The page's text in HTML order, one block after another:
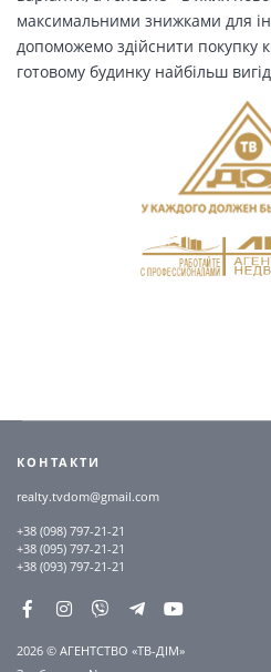
максимальними знижками для
допоможемо здійснити покупку
готовому будинку найбільш
КОНТАКТИ
realty.tvdom@gmail.com
+38 (098) 797-21-21
+38 (095) 797-21-21
+38 (093) 797-21-21
2026 © АГЕНТСТВО «ТВ-ДІМ»